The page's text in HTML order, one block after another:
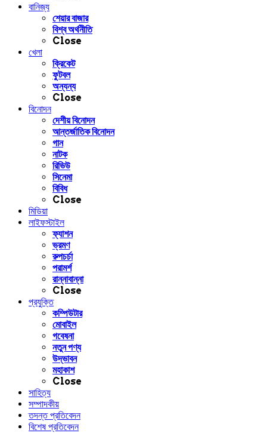
বানিজ্য
শেয়ার বাজার
বিশ্ব অর্থনীতি
Close
খেলা
ক্রিকেট
ফুটবল
অন্যন্য
Close
বিনোদন
দেশীয় বিনোদন
আন্তর্জাতিক বিনোদন
গান
নাটক
রিভিউ
সিনেমা
বিবিধ
Close
মিডিয়া
লাইফস্টাইল
ফ্যাশন
ভ্রমণ
রুপচর্চা
পরামর্শ
রান্নাবান্না
Close
প্রযুক্তি
কম্পিউটার
মোবাইল
গবেষনা
নতুন পণ্য
উদ্ভাবন
মহাকাশ
Close
সাহিত্য
সম্পাদকীয়
তদন্ত প্রতিবেদন
বিশেষ প্রতিবেদন